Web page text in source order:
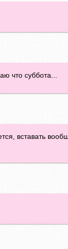
что суббота...
вставать